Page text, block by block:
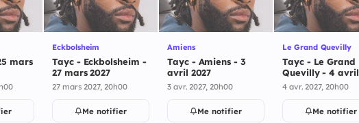
mars
Eckbolsheim
Tayc - Eckbolsheim -
27 mars 2027
27 mars 2027, 20h00
Me notifier
Amiens
Tayc - Amiens - 3
avril 2027
3 avr. 2027, 20h00
Me notifier
Le Grand Quevilly
Tayc - Le Grand
Quevilly - 4 avril
2027
4 avr. 2027, 20h00
Me notifier